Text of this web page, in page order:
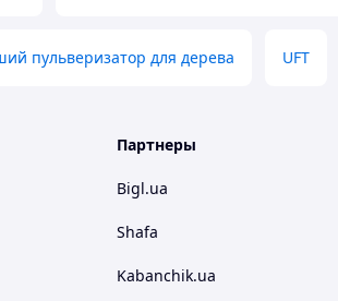
пульверизатор для дерева UFT
Партнеры
Bigl.ua
Shafa
Kabanchik.ua